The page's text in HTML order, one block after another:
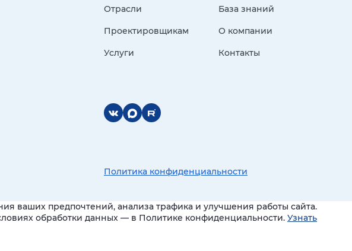
Отрасли
Проектировщикам
Услуги
База знаний
О компании
Контакты
Политика конфиденциальности
ваших предпочтений, анализа трафика и улучшения работы сайта.
обработки данных — в Политике конфиденциальности. Узнать